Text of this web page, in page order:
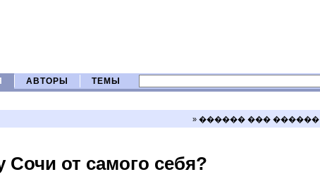
АВТОРЫ ТЕМЫ
» ������ ��� ������
от самого себя?